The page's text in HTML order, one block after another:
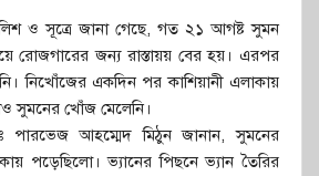
ও সূত্রে জানা গেছে, গত ২১ আগষ্ট সুমন
রোজগারের জন্য রাস্তায়য় বের হয়। এরপর
নিখোঁজের একদিন পর কাশিয়ানী এলাকায়
সুমনের খোঁজ মেলেনি।
পারভেজ আহম্মেদ মিঠুন জানান, সুমনের
পড়েছিলো। ভ্যানের পিছনে ভ্যান তৈরির